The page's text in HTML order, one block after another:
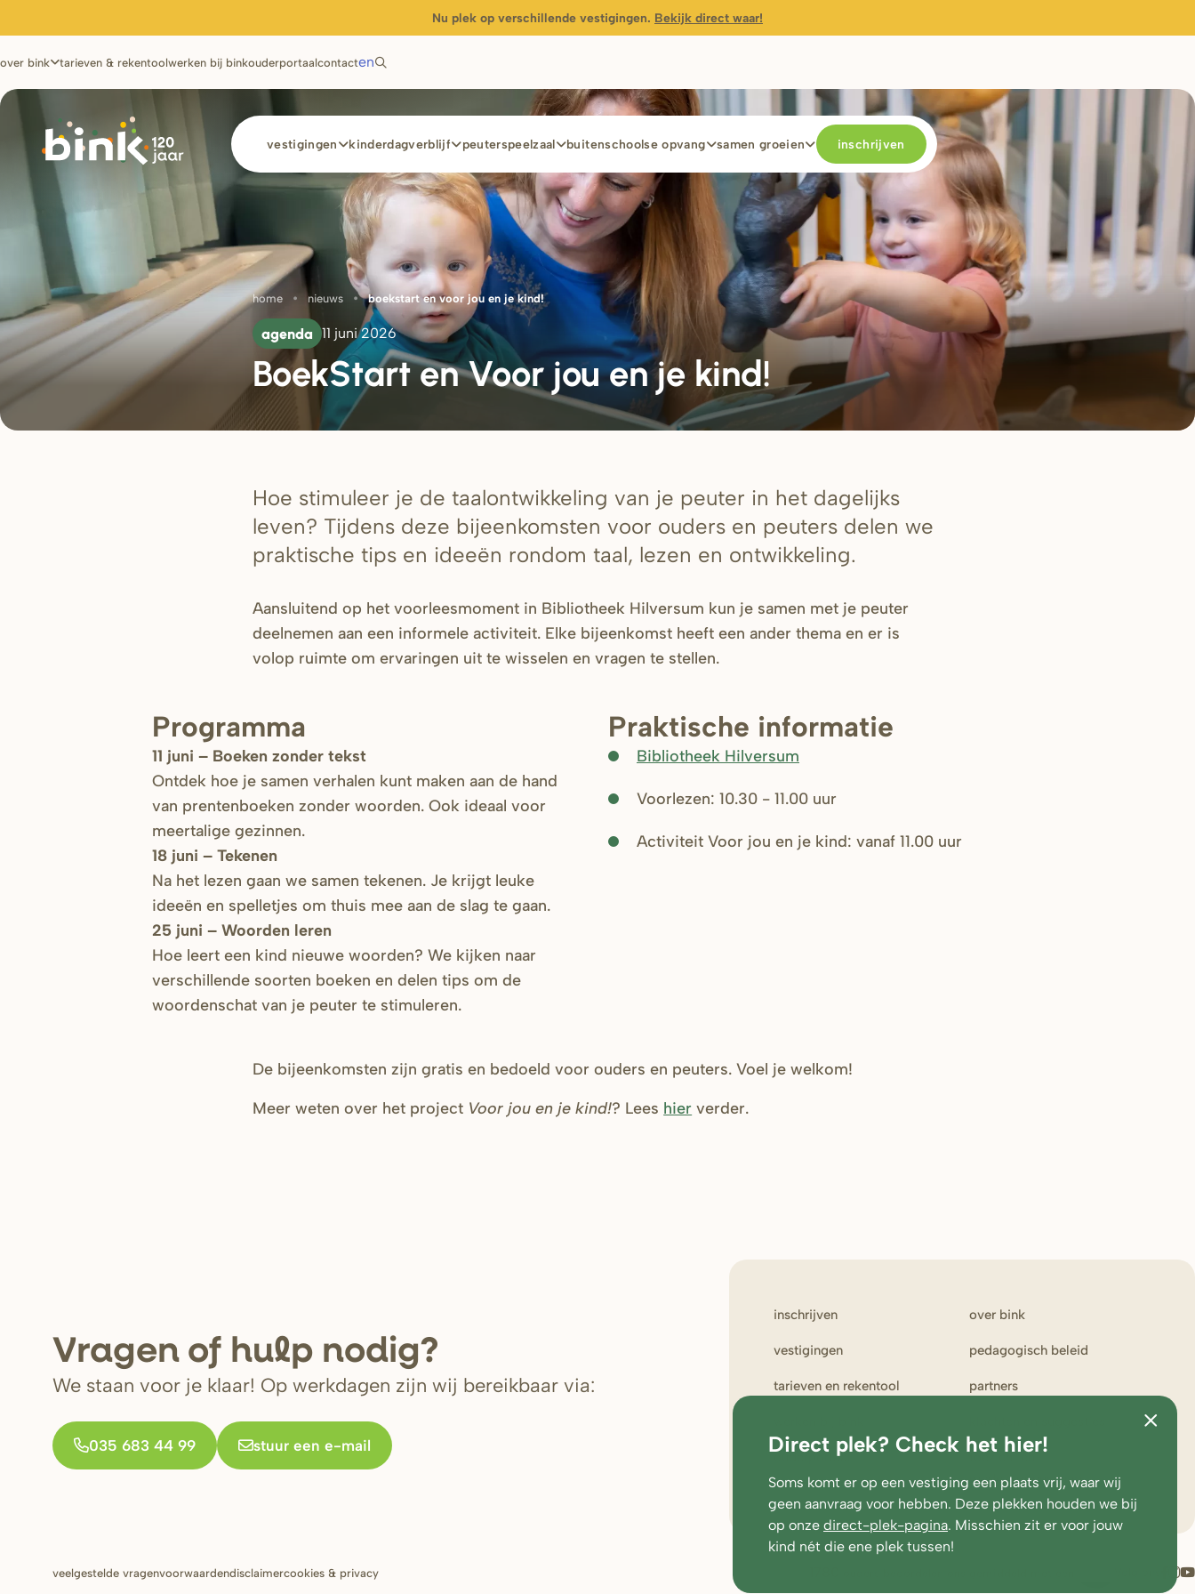
Direct plek? Check het hier!
Soms komt er op een vestiging een plaats vrij, waar wij
geen aanvraag voor hebben. Deze plekken houden we bij
op onze direct-plek-pagina. Misschien zit er voor jouw
kind nét die ene plek tussen!
Nu plek op verschillende vestigingen. Bekijk direct waar!
over bink tarieven & rekentoolwerken bij binkouderportaalcontacten
Main
navigationvestigingen kinderdagverblijf peuterspeelzaal buitenschoolse opvang samen groeien inschrijven
Kruimelpad
home nieuws boekstart en voor jou en je kind!
agenda 11 juni 2026
BoekStart en Voor jou en je kind!
Hoe stimuleer je de taalontwikkeling van je peuter in het dagelijks
leven? Tijdens deze bijeenkomsten voor ouders en peuters delen we
praktische tips en ideeën rondom taal, lezen en ontwikkeling.
Aansluitend op het voorleesmoment in Bibliotheek Hilversum kun je samen met je peuter
deelnemen aan een informele activiteit. Elke bijeenkomst heeft een ander thema en er is
volop ruimte om ervaringen uit te wisselen en vragen te stellen.
Programma
11 juni – Boeken zonder tekst
Ontdek hoe je samen verhalen kunt maken aan de hand
van prentenboeken zonder woorden. Ook ideaal voor
meertalige gezinnen.
18 juni – Tekenen
Na het lezen gaan we samen tekenen. Je krijgt leuke
ideeën en spelletjes om thuis mee aan de slag te gaan.
25 juni – Woorden leren
Hoe leert een kind nieuwe woorden? We kijken naar
verschillende soorten boeken en delen tips om de
woordenschat van je peuter te stimuleren.
Praktische informatie
Bibliotheek Hilversum
Voorlezen: 10.30 - 11.00 uur
Activiteit Voor jou en je kind: vanaf 11.00 uur
De bijeenkomsten zijn gratis en bedoeld voor ouders en peuters. Voel je welkom!
Meer weten over het project Voor jou en je kind!? Lees hier verder.
Vragen of hulp nodig?
We staan voor je klaar! Op werkdagen zijn wij bereikbaar via:
035 683 44 99 stuur een e-mail
inschrijven over bink
vestigingen pedagogisch beleid
tarieven en rekentool partners
ouderportaal
toezicht en
medezeggenschap
Footer
veelgestelde vragenvoorwaardendisclaimercookies & privacy